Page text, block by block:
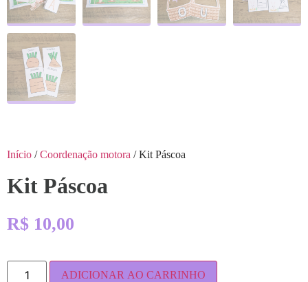
Início /Coordenação motora / Kit Páscoa
Kit Páscoa
R$ 10,00
ADICIONAR AO CARRINHO